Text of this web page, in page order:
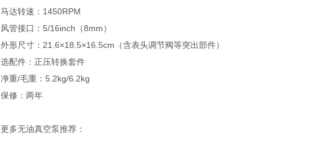
马达转速：1450RPM
风管接口：5/16inch（8mm）
外形尺寸：21.6×18.5×16.5cm（含表头调节阀等突出部件）
选配件：正压转换套件
净重/毛重：5.2kg/6.2kg
保修：两年
更多无油真空泵推荐：